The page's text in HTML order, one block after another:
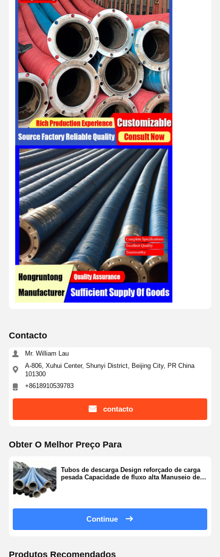
Contacto
Mr. William Lau
A-806, Xuhui Center, Shunyi District, Beijing City, PR China
101300
+8618910539783
contacto
Obter O Melhor Preço Para
Tubos de descarga Design reforçado de carga
pesada Capacidade de fluxo alta Manuseio de
Continue
Produtos Recomendados